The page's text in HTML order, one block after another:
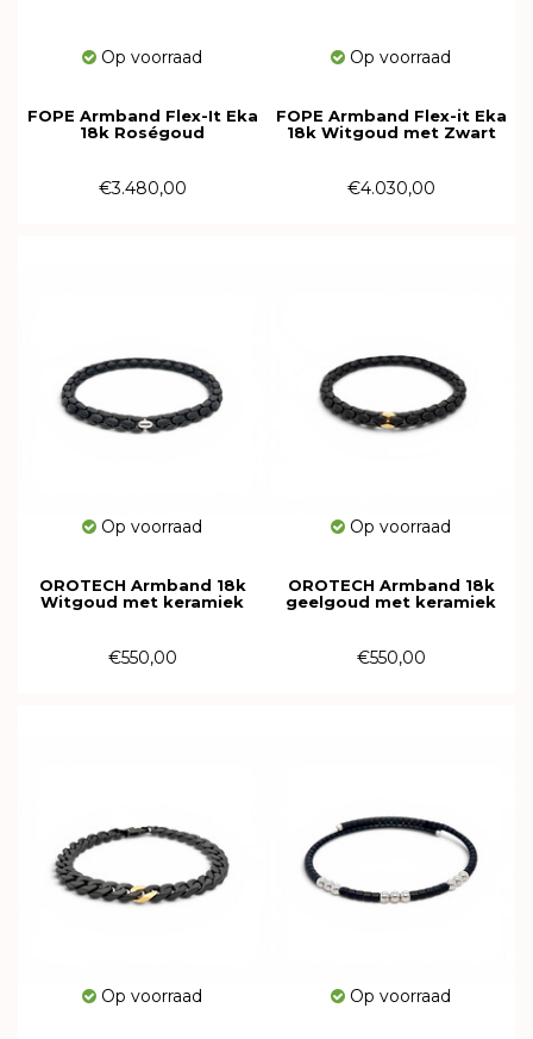
Op voorraad
FOPE Armband Flex-It Eka
18k Roségoud
€3.480,00
Op voorraad
FOPE Armband Flex-it Eka
18k Witgoud met Zwart
€4.030,00
Op voorraad
OROTECH Armband 18k
Witgoud met keramiek
€550,00
Op voorraad
OROTECH Armband 18k
geelgoud met keramiek
€550,00
Op voorraad Op voorraad